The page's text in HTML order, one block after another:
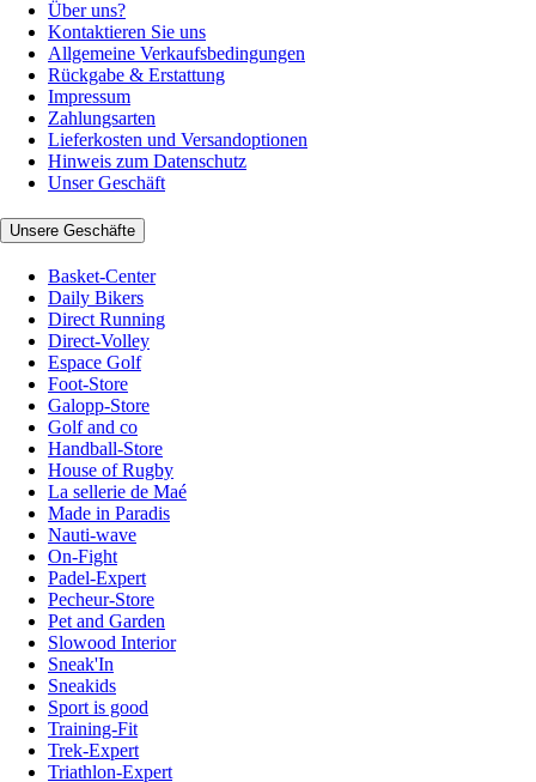
Über uns?
Kontaktieren Sie uns
Allgemeine Verkaufsbedingungen
Rückgabe & Erstattung
Impressum
Zahlungsarten
Lieferkosten und Versandoptionen
Hinweis zum Datenschutz
Unser Geschäft
Unsere Geschäfte
Basket-Center
Daily Bikers
Direct Running
Direct-Volley
Espace Golf
Foot-Store
Galopp-Store
Golf and co
Handball-Store
House of Rugby
La sellerie de Maé
Made in Paradis
Nauti-wave
On-Fight
Padel-Expert
Pecheur-Store
Pet and Garden
Slowood Interior
Sneak'In
Sneakids
Sport is good
Training-Fit
Trek-Expert
Triathlon-Expert